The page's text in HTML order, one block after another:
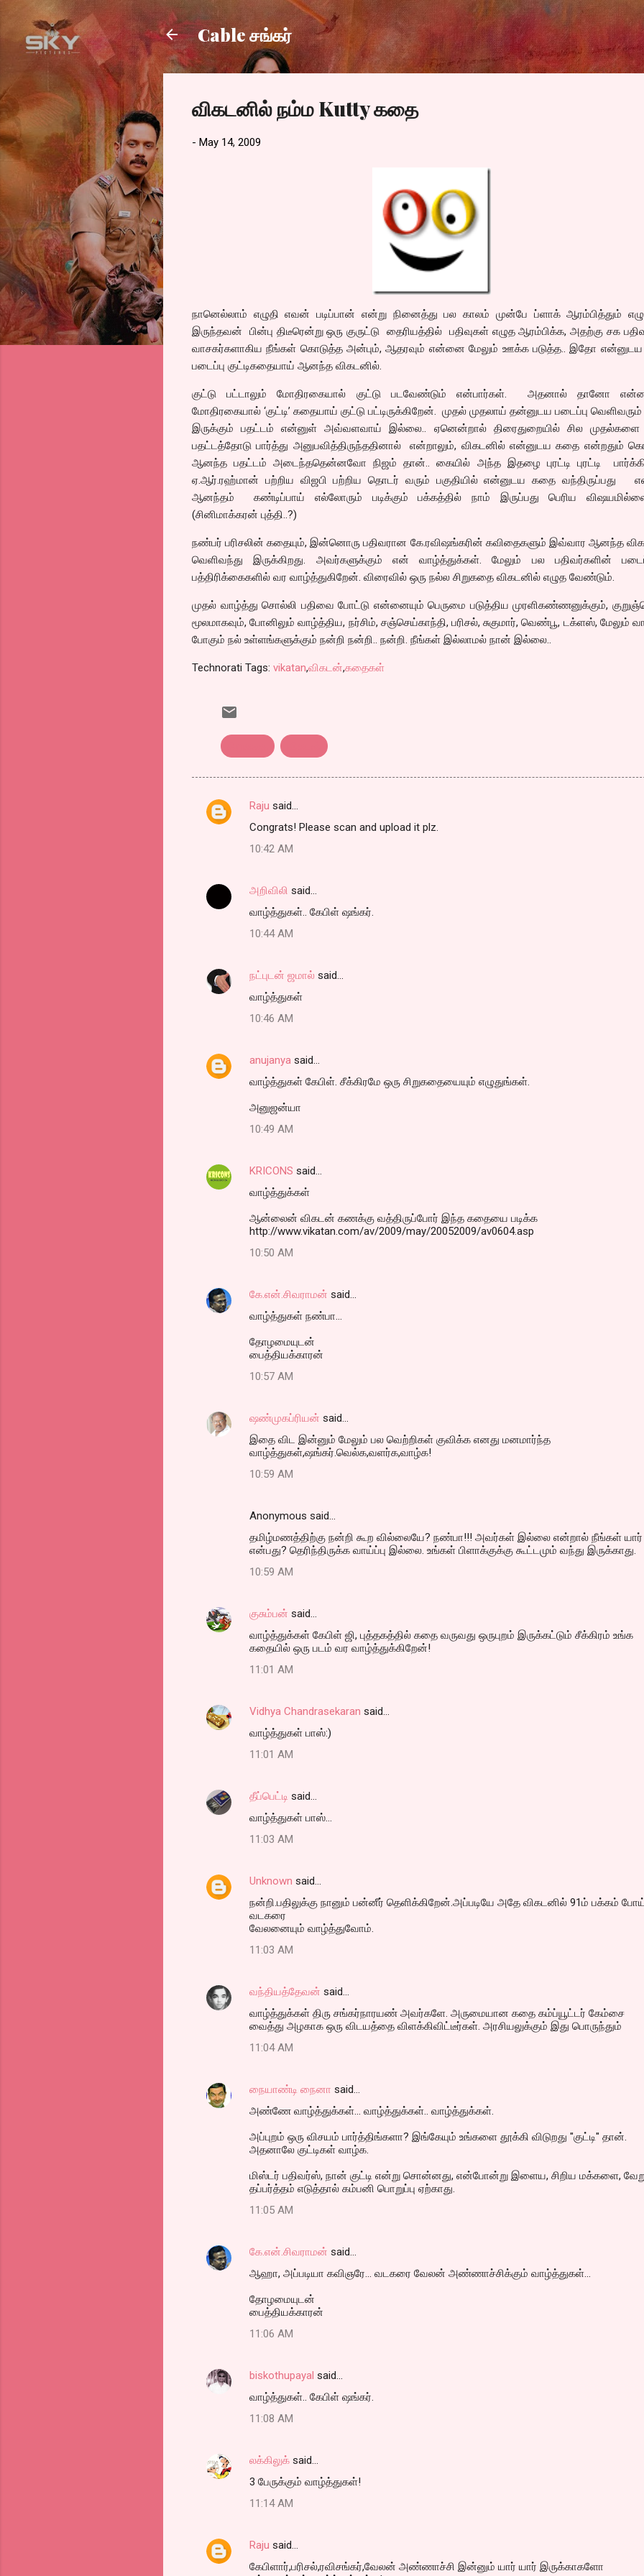
Skip to main content
Cable சங்கர்
விகடனில் நம்ம Kutty கதை
- May 14, 2009
நானெல்லாம் எழுதி எவன் படிப்பான் என்று நினைத்து பல காலம் முன்பே ப்ளாக் ஆரம்பித்தும்
இருந்தவன் பின்பு திடீரென்று ஒரு குருட்டு தைரியத்தில் பதிவுகள் எழுத ஆரம்பிக்க, அதற்கு சக
வாசகர்களாகிய நீங்கள் கொடுத்த அன்பும், ஆதரவும் என்னை மேலும் ஊக்க படுத்த.. இதோ என்னுடய
படைப்பு குட்டிகதையாய் ஆனந்த விகடனில்.
குட்டு பட்டாலும் மோதிரகையால் குட்டு படவேண்டும் என்பார்கள். அதனால் தானோ
மோதிரகையால் ‘குட்டி’ கதையாய் குட்டு பட்டிருக்கிறேன். முதல் முதலாய் தன்னுடய படைப்பு
இருக்கும் பதட்டம் என்னுள் அவ்வளவாய் இல்லை.. ஏனென்றால் திரைதுறையில் சில
பதட்டத்தோடு பார்த்து அனுபவித்திருந்ததினால் என்றாலும், விகடனில் என்னுடய கதை என்றதும்
ஆனந்த பதட்டம் அடைந்ததென்னவோ நிஜம் தான்.. கையில் அந்த இதழை புரட்டி புரட்டி
ஏ.ஆர்.ரஹ்மான் பற்றிய விஜபி பற்றிய தொடர் வரும் பகுதியில் என்னுடய கதை வந்திருப்பது
ஆனந்தம் கண்டிப்பாய் எல்லோரும் படிக்கும் பக்கத்தில் நாம் இருப்பது பெரிய
(சினிமாக்கரன் புத்தி..?)
நண்பர் பரிசலின் கதையும், இன்னொரு பதிவரான கே.ரவிஷங்கரின் கவிதைகளும் இவ்வார ஆனந்த
வெளிவந்து இருக்கிறது. அவர்களுக்கும் என் வாழ்த்துக்கள். மேலும் பல பதிவர்களின்
பத்திரிக்கைகளில் வர வாழ்த்துகிறேன். விரைவில் ஒரு நல்ல சிறுகதை விகடனில் எழுத வேண்டும்.
முதல் வாழ்த்து சொல்லி பதிவை போட்டு என்னையும் பெருமை படுத்திய முரளிகண்ணனுக்கும்,
மூலமாகவும், போனிலும் வாழ்த்திய, நர்சிம், சஞ்செய்காந்தி, பரிசல், சுகுமார், வெண்பூ, டக்ளஸ், மேலும்
போகும் நல் உள்ளங்களுக்கும் நன்றி நன்றி.. நன்றி. நீங்கள் இல்லாமல் நான் இல்லை..
Technorati Tags: vikatan,விகடன்,கதைகள்
C
e
Raju said…
Congrats! Please scan and upload it plz.
10:42 AM
அறிவிலி said…
வாழ்த்துகள்.. கேபிள் ஷங்கர்.
10:44 AM
நட்புடன் ஜமால் said…
வாழ்த்துகள்
10:46 AM
anujanya said…
வாழ்த்துகள் கேபிள். சீக்கிரமே ஒரு சிறுகதையையும் எழுதுங்கள்.
அனுஜன்யா
10:49 AM
KRICONS said…
வாழ்த்துக்கள்
ஆன்லைன் விகடன் கணக்கு வத்திருப்போர் இந்த கதையை படிக்க
http://www.vikatan.com/av/2009/may/20052009/av0604.asp
10:50 AM
கே.என்.சிவராமன் said…
வாழ்த்துகள் நண்பா...
தோழமையுடன்
பைத்தியக்காரன்
10:57 AM
ஷண்முகப்ரியன் said…
இதை விட இன்னும் மேலும் பல வெற்றிகள் குவிக்க எனது மனமார்ந்த
வாழ்த்துகள்,ஷங்கர்.வெல்க,வளர்க,வாழ்க!
10:59 AM
Anonymous said…
தமிழ்மணத்திற்கு நன்றி கூற வில்லையே? நண்பா!!! அவர்கள் இல்லை என்றால் நீங்கள் யார்
என்பது? தெரிந்திருக்க வாய்ப்பு இல்லை. உங்கள் பிளாக்குக்கு கூட்டமும் வந்து இருக்காது.
10:59 AM
குசும்பன் said…
வாழ்த்துக்கள் கேபிள் ஜி, புத்தகத்தில் கதை வருவது ஒருபுறம் இருக்கட்டும் சீக்கிரம் உங்க
கதையில் ஒரு படம் வர வாழ்த்துக்கிறேன்!
11:01 AM
Vidhya Chandrasekaran said…
வாழ்த்துகள் பாஸ்:)
11:01 AM
தீப்பெட்டி said…
வாழ்த்துகள் பாஸ்...
11:03 AM
Unknown said…
நன்றி.பதிலுக்கு நானும் பன்னீர் தெளிக்கிறேன்.அப்படியே அதே விகடனில் 91ம் பக்கம்
வடகரை
வேலனையும் வாழ்த்துவோம்.
11:03 AM
வந்தியத்தேவன் said…
வாழ்த்துக்கள் திரு சங்கர்நாரயண் அவர்களே. அருமையான கதை கம்ப்யூட்டர் கேம்சை
வைத்து அழகாக ஒரு விடயத்தை விளக்கிவிட்டீர்கள். அரசியலுக்கும் இது பொருந்தும்
11:04 AM
நையாண்டி நைனா said…
அண்ணே வாழ்த்துக்கள்... வாழ்த்துக்கள்.. வாழ்த்துக்கள்.
அப்புறம் ஒரு விசயம் பார்த்திங்களா? இங்கேயும் உங்களை தூக்கி விடுறது "குட்டி" தான்.
அதனாலே குட்டிகள் வாழ்க.
மிஸ்டர் பதிவர்ஸ், நான் குட்டி என்று சொன்னது, என்போன்று இளைய, சிறிய மக்களை,
தப்பர்த்தம் எடுத்தால் கம்பனி பொறுப்பு ஏற்காது.
11:05 AM
கே.என்.சிவராமன் said…
ஆஹா, அப்படியா கவிஞரே... வடகரை வேலன் அண்ணாச்சிக்கும் வாழ்த்துகள்...
தோழமையுடன்
பைத்தியக்காரன்
11:06 AM
biskothupayal said…
வாழ்த்துகள்.. கேபிள் ஷங்கர்.
11:08 AM
லக்கிலுக் said…
3 பேருக்கும் வாழ்த்துகள்!
11:14 AM
Raju said…
கேபிளார்,பரிசல்,ரவிசங்கர்,வேலன் அண்ணாச்சி இன்னும் யார் யார் இருக்காகளோ